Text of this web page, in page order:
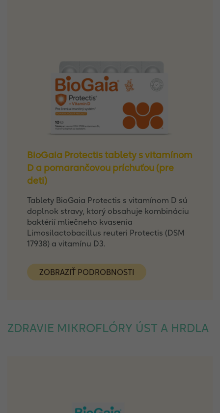
BioGaia Protectis tablety s vitamínom
D a pomarančovou príchuťou (pre
deti)
Tablety BioGaia Protectis s vitamínom D sú
doplnok stravy, ktorý obsahuje kombináciu
baktérií mliečneho kvasenia
Limosilactobacillus reuteri Protectis (DSM
17938) a vitamínu D3.
ZOBRAZIŤ PODROBNOSTI
ZDRAVIE MIKROFLÓRY ÚST A HRDLA